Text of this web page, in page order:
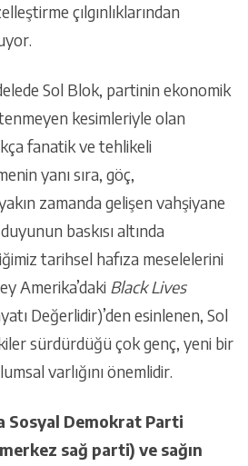
çılgınlıklarından
Sol Blok, partinin ekonomik
kesimleriyle olan
fanatik ve tehlikeli
yanı sıra, göç,
zamanda gelişen vahşiyane
baskısı altında
tarihsel hafıza meselelerini
Amerika’daki Black Lives
Değerlidir)’den esinlenen, Sol
sürdürdüğü çok genç, yeni bir
varlığını önemlidir.
Sosyal Demokrat Parti
sağ parti) ve sağın